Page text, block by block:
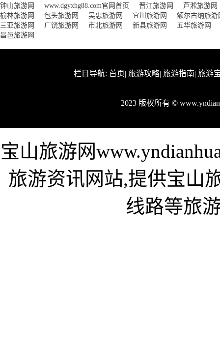
钟山旅游网
www.dgyxhg88.com官网首页 晋江旅游网
芦淞旅游网
榆林旅游网
包头旅游网 吴忠旅游网 宜川旅游网
额尔古纳旅游
三亚旅游网
广饶旅游网 市北旅游网 新县旅游网
五华旅游网
昌邑旅游网
栏目导航: 首页| 旅游攻略| 旅游指南| 旅游
2023 版权所有 ©
宝山旅游网
旅游资讯网站,提供宝山
线路等旅